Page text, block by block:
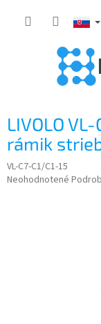
LIVOLO
rámik
VL-C7-C1/C1-15
Priemerné
Neohodnotené